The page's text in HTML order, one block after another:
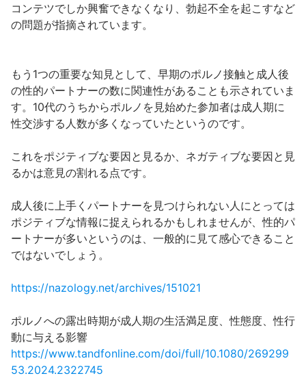
コンテツでしか興奮できなくなり、勃起不全を起こすなど
の問題が指摘されています。
もう1つの重要な知見として、早期のポルノ接触と成人後
の性的パートナーの数に関連性があることも示されていま
す。10代のうちからポルノを見始めた参加者は成人期に
性交渉する人数が多くなっていたというのです。
これをポジティブな要因と見るか、ネガティブな要因と見
るかは意見の割れる点です。
成人後に上手くパートナーを見つけられない人にとっては
ポジティブな情報に捉えられるかもしれませんが、性的パ
ートナーが多いというのは、一般的に見て感心できること
ではないでしょう。
https://nazology.net/archives/151021
ポルノへの露出時期が成人期の生活満足度、性態度、性行
動に与える影響
https://www.tandfonline.com/doi/full/10.1080/269299
53.2024.2322745